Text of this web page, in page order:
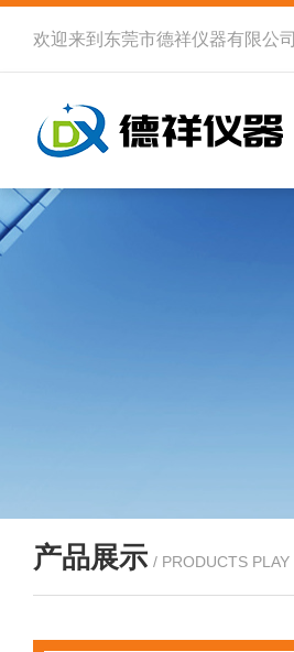
欢迎来到 东莞市德祥仪器有限公司
产品展示 / PRODUCTS PLAY